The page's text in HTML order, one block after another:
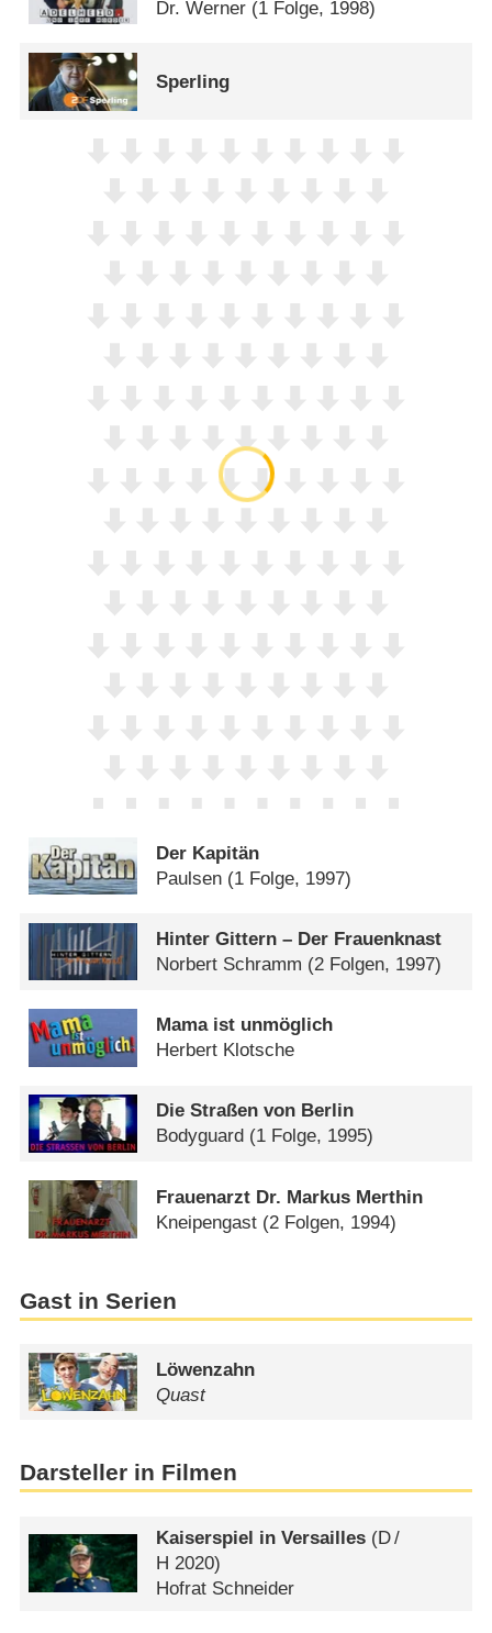
Dr. Werner (1 Folge, 1998)
Sperling
Der Kapitän
Paulsen (1 Folge, 1997)
Hinter Gittern – Der Frauenknast
Norbert Schramm (2 Folgen, 1997)
Mama ist unmöglich
Herbert Klotsche
Die Straßen von Berlin
Bodyguard (1 Folge, 1995)
Frauenarzt Dr. Markus Merthin
Kneipengast (2 Folgen, 1994)
Gast in Serien
Löwenzahn
Quast
Darsteller in Filmen
Kaiserspiel in Versailles (D/
H 2020)
Hofrat Schneider